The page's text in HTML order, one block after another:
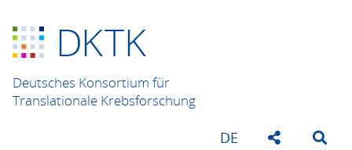
DKTK
Deutsches Konsortium für
Translationale Krebsforschung
DE